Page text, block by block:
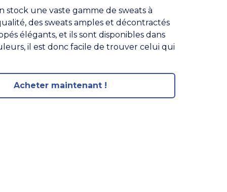
stock une vaste gamme de sweats à
des sweats amples et décontractés
élégants, et ils sont disponibles dans
il est donc facile de trouver celui qui
Acheter maintenant !